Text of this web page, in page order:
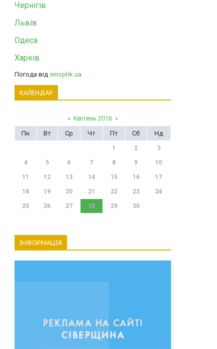
Чернігів
Львів
Одеса
Харків
Погода від sinoptik.ua
КАЛЕНДАР
« Квітень 2016 »
Пн
Вт Ср Чт Пт Сб Нд
1 2 3
4 5 6 7 8 9 10
11 12 13 14 15 16 17
18 19 20 21 22 23 24
25 26 27 28 29 30
ІНФОРМАЦІЯ